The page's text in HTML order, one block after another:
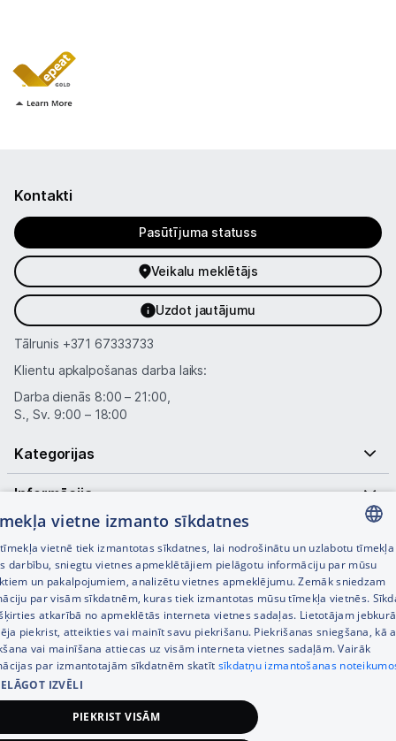
Kontakti
Pasūtījuma statuss
Veikalu meklētājs
Uzdot jautājumu
Tālrunis +371 67333733
Klientu apkalpošanas darba laiks:
Darba dienās 8:00 – 21:00,
S., Sv. 9:00 – 18:00
Kategorijas
Informācija
Noderīgas saites
© SIA Tet 2026 -
LATVIAN
RUSSIAN
ENGLISH
vietne izmanto sīkdatnes
vietnē tiek izmantotas sīkdatnes, lai nodrošinātu un uzlabotu tīmekļa
darbību, sniegtu vietnes apmeklētājiem pielāgotu informāciju par mūsu
un pakalpojumiem, analizētu vietnes apmeklējumu. Zemāk sniedzam
par visām sīkdatnēm, kuras tiek izmantotas mūsu tīmekļa vietnēs.
atkarībā no apmeklētās interneta vietnes sadaļas. Lietotājam
piekrist, atteikties vai mainīt savu piekrišanu. Piekrišanas sniegšana, kā
vai mainīšana attiecas uz visām interneta vietnes sadaļām. Vairāk
par izmantotajām sīkdatnēm skatīt sīkdatņu izmantošanas
IZVĒLI
PIEKRIST VISĀM